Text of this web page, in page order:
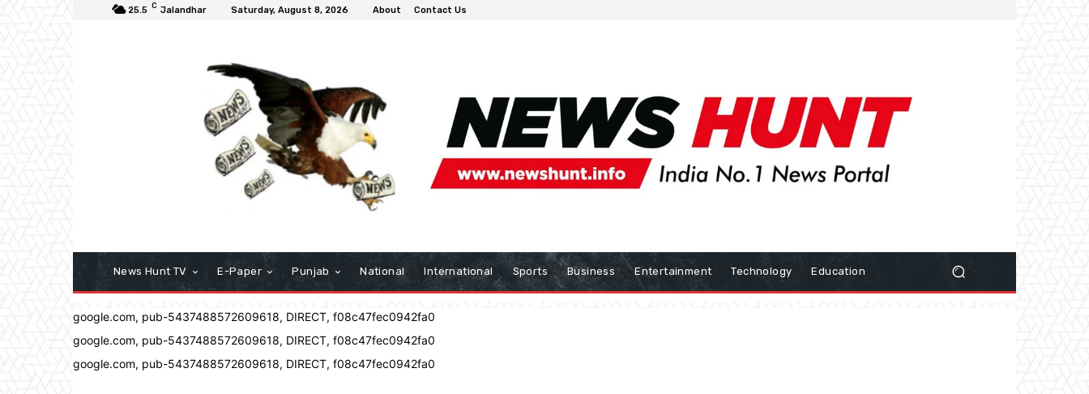
25.5 C Jalandhar Saturday, August 8, 2026 About Contact Us
News Hunt TV E-Paper Punjab National International Sports Business Entertainment Technology Education
google.com, pub-5437488572609618, DIRECT, f08c47fec0942fa0
google.com, pub-5437488572609618, DIRECT, f08c47fec0942fa0
google.com, pub-5437488572609618, DIRECT, f08c47fec0942fa0